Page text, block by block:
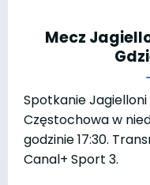
Mecz
Spotkanie Jagielloni
Częstochowa w
godzinie 17:30.
Canal+ Sport 3.